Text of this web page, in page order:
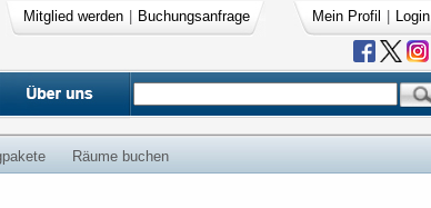
Mitglied werden Buchungsanfrage Mein Profil Login
Räume buchen